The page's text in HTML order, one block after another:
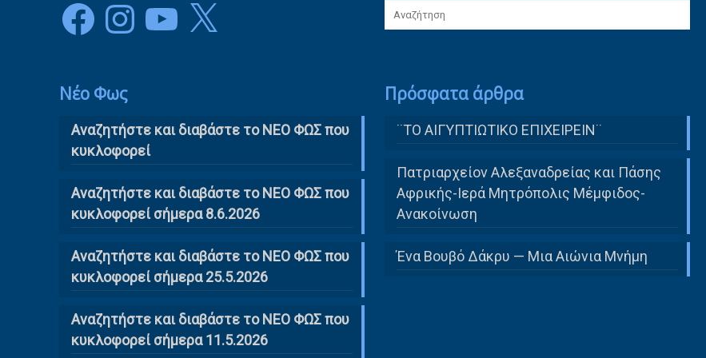
FacebookInstagramYouTube
X
Νέο Φως
Αναζητήστε και διαβάστε το NΕΟ ΦΩΣ που
κυκλοφορεί
Αναζητήστε και διαβάστε το ΝΕΟ ΦΩΣ που
κυκλοφορεί σήμερα 8.6.2026
Αναζητήστε και διαβάστε το ΝΕΟ ΦΩΣ που
κυκλοφορεί σήμερα 25.5.2026
Αναζητήστε και διαβάστε το ΝΕΟ ΦΩΣ που
κυκλοφορεί σήμερα 11.5.2026
Πρόσφατα άρθρα
¨ΤΟ ΑΙΓΥΠΤΙΩΤΙΚΟ ΕΠΙΧΕΙΡΕΙΝ¨
Πατριαρχείον Αλεξαναδρείας και Πάσης
Αφρικής-Ιερά Μητρόπολις Μέμφιδος-
Ανακοίνωση
Ένα Βουβό Δάκρυ — Μια Αιώνια Μνήμη